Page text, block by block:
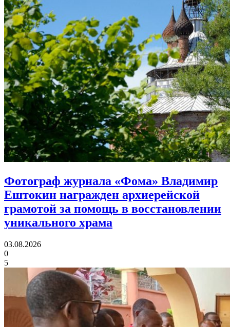
Фотограф журнала «Фома» Владимир
Ештокин награжден архиерейской
грамотой за помощь в восстановлении
уникального храма
03.08.2026
0
5